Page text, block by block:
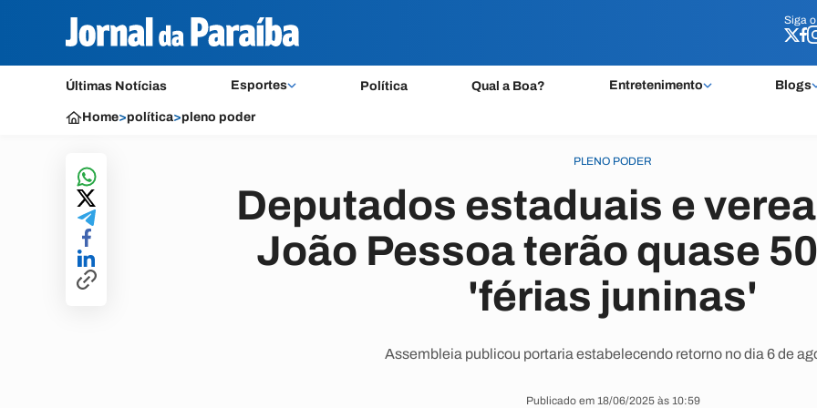
Siga o
Últimas Notícias Esportes Política Qual a Boa? Entretenimento Blogs
Siga o
Home>política>pleno poder
PLENO PODER
Deputados estaduais e
João Pessoa terão quase
'férias juninas'
Assembleia publicou portaria estabelecendo retorno no dia 6 de
Publicado em 18/06/2025 às 10:59